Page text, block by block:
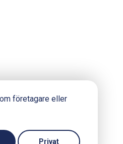
företagare eller
Privat